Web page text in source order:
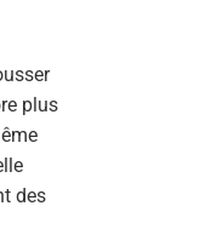
plus
des